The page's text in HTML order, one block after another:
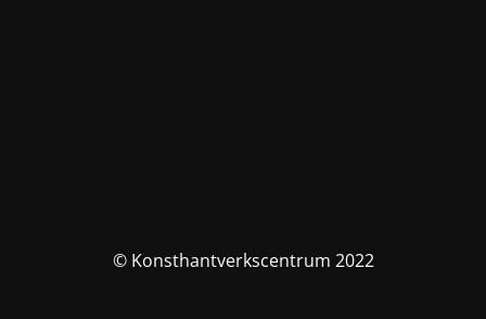
© Konsthantverkscentrum 2022